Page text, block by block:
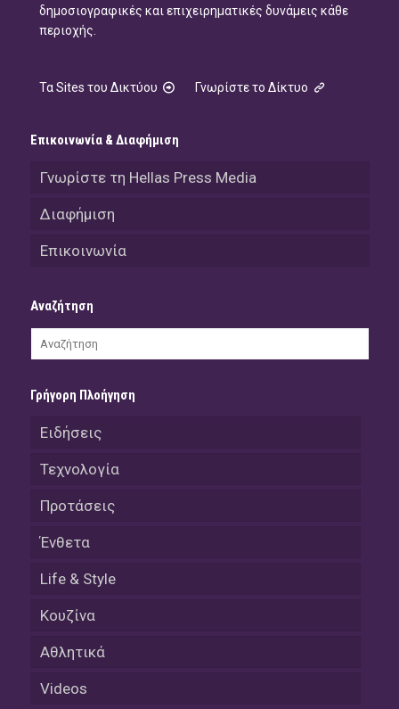
δημοσιογραφικές και επιχειρηματικές δυνάμεις κάθε
περιοχής.
Τα Sites του Δικτύου Γνωρίστε το Δίκτυο
Επικοινωνία & Διαφήμιση
Γνωρίστε τη Hellas Press Media
Διαφήμιση
Επικοινωνία
Αναζήτηση
Γρήγορη Πλοήγηση
Ειδήσεις
Τεχνολογία
Προτάσεις
Ένθετα
Life & Style
Κουζίνα
Αθλητικά
Videos